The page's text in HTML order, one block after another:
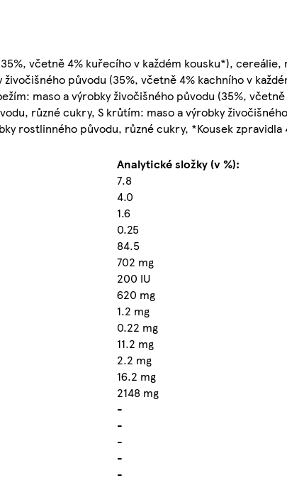
včetně 4% kuřecího v každém kousku*),
původu (35%, včetně 4% kachního v
maso a výrobky živočišného původu (35%,
různé cukry, S krůtím: maso a výrobky
rostlinného původu, různé cukry, *Kousek
Analytické složky (v %):
7.8
4.0
1.6
0.25
84.5
702 mg
200 IU
620 mg
1.2 mg
0.22 mg
11.2 mg
2.2 mg
16.2 mg
2148 mg
-
-
-
-
-